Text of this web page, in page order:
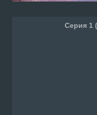
Серия 1